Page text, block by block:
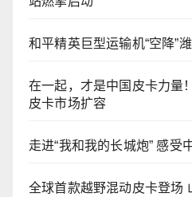
和平精英巨型运输机“空降”
在一起，才是中国皮卡力量
皮卡市场扩容
走进“我和我的长城炮” 感受
全球首款越野混动皮卡登场